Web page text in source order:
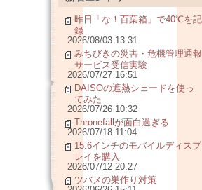
昨日「な！百葉箱」で40℃を記
録
2026/08/03 13:31
みちびきの災害・危機管理通報
サービス受信実験
2026/07/27 16:51
DAISOの遮熱シェードを使っ
てみた
2026/07/26 10:32
Thronefallが面白過ぎる
2026/07/18 11:04
15.6インチのモバイルディスプ
レイを購入
2026/07/12 20:27
ツバメの巣作り対策